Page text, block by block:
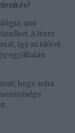
ami
A lézer
így az idővel
egyáltalán
hogy soha